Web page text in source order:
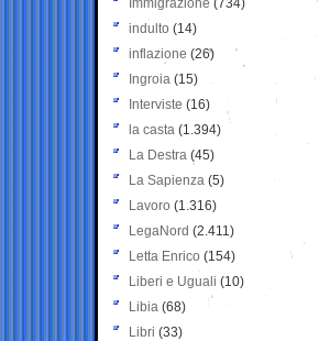
Immigrazione (734)
indulto (14)
inflazione (26)
Ingroia (15)
Interviste (16)
la casta (1.394)
La Destra (45)
La Sapienza (5)
Lavoro (1.316)
LegaNord (2.411)
Letta Enrico (154)
Liberi e Uguali (10)
Libia (68)
Libri (33)